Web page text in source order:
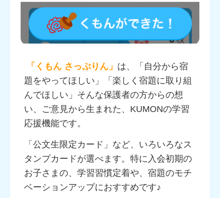
「くもん さっぷりん」 は、「自分から宿
題をやってほしい」「楽しく宿題に取り組
んでほしい」そんな保護者の方からの想
い、ご意見から生まれた、KUMONの学習
応援機能です。
「公文生限定カード」など、いろいろなス
タンプカードが選べます。特に入会初期の
お子さまの、学習習慣定着や、宿題のモチ
ベーションアップにおすすめです♪